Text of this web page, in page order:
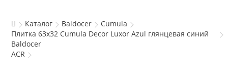
Каталог Baldocer
Cumula
Плитка 63x32 Cumula Decor Luxor Azul глянцевая синий
Baldocer
ACR